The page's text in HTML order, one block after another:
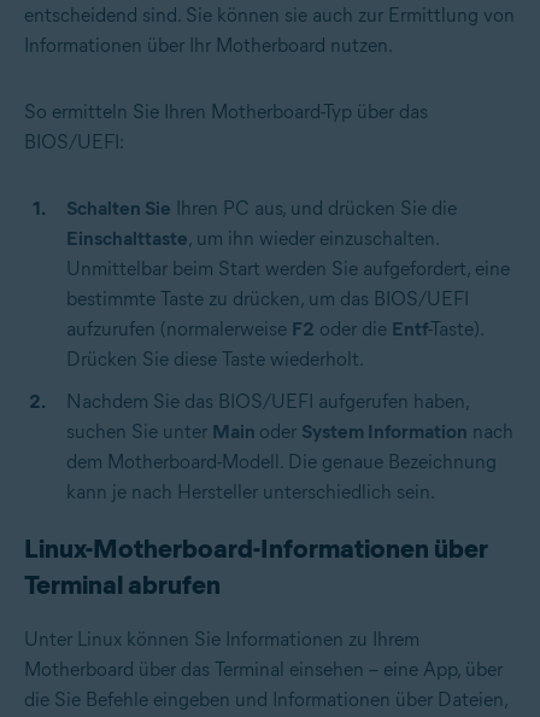
entscheidend sind. Sie können sie auch zur Ermittlung von
Informationen über Ihr Motherboard nutzen.
So ermitteln Sie Ihren Motherboard-Typ über das
BIOS/UEFI:
Schalten Sie Ihren PC aus, und drücken Sie die
Einschalttaste, um ihn wieder einzuschalten.
Unmittelbar beim Start werden Sie aufgefordert, eine
bestimmte Taste zu drücken, um das BIOS/UEFI
aufzurufen (normalerweise F2 oder die Entf-Taste).
Drücken Sie diese Taste wiederholt.
Nachdem Sie das BIOS/UEFI aufgerufen haben,
suchen Sie unter Main oder System Information nach
dem Motherboard-Modell. Die genaue Bezeichnung
kann je nach Hersteller unterschiedlich sein.
Linux-Motherboard-Informationen über
Terminal abrufen
Unter Linux können Sie Informationen zu Ihrem
Motherboard über das Terminal einsehen – eine App, über
die Sie Befehle eingeben und Informationen über Dateien,